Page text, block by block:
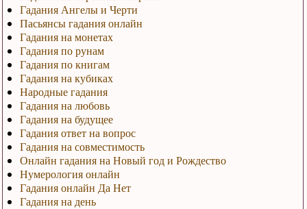
Гадания Ангелы и Черти
Пасьянсы гадания онлайн
Гадания на монетах
Гадания по рунам
Гадания по книгам
Гадания на кубиках
Народные гадания
Гадания на любовь
Гадания на будущее
Гадания ответ на вопрос
Гадания на совместимость
Онлайн гадания на Новый год и Рождество
Нумерология онлайн
Гадания онлайн Да Нет
Гадания на день